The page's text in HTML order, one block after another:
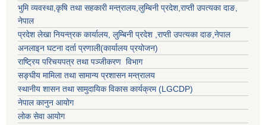
भुमि व्यवस्था,कृषि तथा सहकारी मन्त्रालय,लुम्बिनी प्रदेश,राप्ती उपत्यका दाङ,
नेपाल
प्रदेश लेखा नियन्त्रक कार्यालय, लुम्बिनी प्रदेश ,राप्ती उपत्यका दाङ,नेपाल
अनलाइन घटना दर्ता प्रणाली(कार्यालय प्रयोजन)
राष्ट्रिय परिचयपत्र तथा पञ्जीकरण विभाग
सङ्घीय मामिला तथा सामान्य प्रशासन मन्त्रालय
स्थानीय शासन तथा सामुदायिक विकास कार्यक्रम (LGCDP)
नेपाल कानुन आयोग
लोक सेवा आयोग